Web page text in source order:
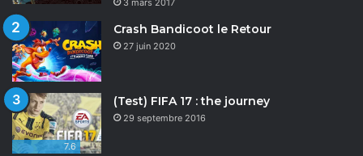
3 mars 2017
Crash Bandicoot le Retour
27 juin 2020
7.6
(Test) FIFA 17 : the journey
29 septembre 2016